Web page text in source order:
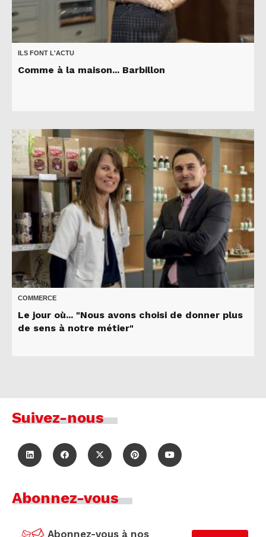
ILS FONT L'ACTU
Comme à la maison... Barbillon
COMMERCE
Le jour où... "Nous avons choisi de donner plus
de sens à notre métier"
Suivez-nous
Abonnez-vous
Abonnez-vous à nos